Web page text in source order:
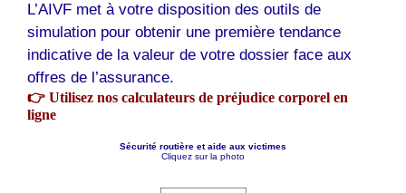
L’AIVF met à votre disposition des outils de
simulation pour obtenir une première tendance
indicative de la valeur de votre dossier face aux
offres de l’assurance.
👉 Utilisez nos calculateurs de préjudice corporel en
ligne
Sécurité routière et aide aux victimes
Cliquez sur la photo